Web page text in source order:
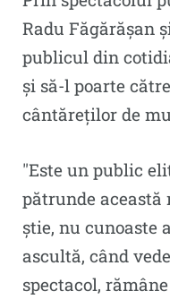
Radu Făgărășan
publicul din
și să-l poarte
cântăreților de
″Este un public
pătrunde
știe, nu cunoaste
ascultă, când
spectacol,